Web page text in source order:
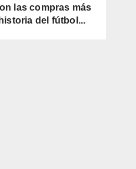
las compras más
del fútbol...